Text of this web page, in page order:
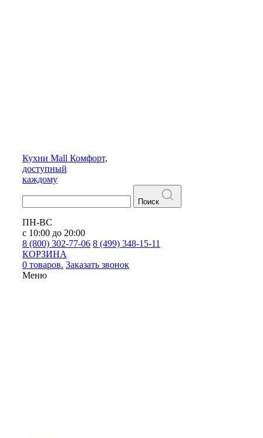
Кухни Mall Комфорт,
доступный
каждому
Поиск
ПН-ВС
с 10:00 до 20:00
8 (800) 302-77-06 8 (499) 348-15-11
КОРЗИНА
0 товаров. Заказать звонок
Меню